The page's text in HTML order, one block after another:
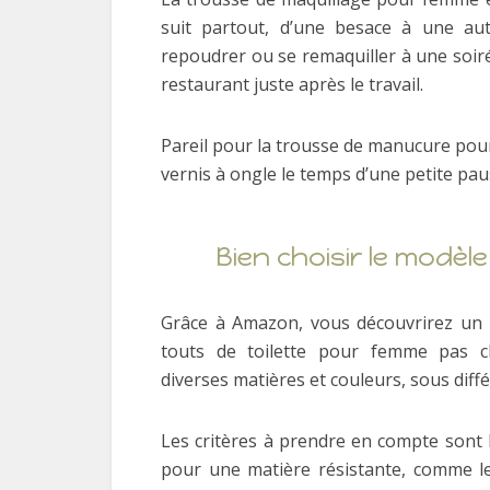
suit partout, d’une besace à une
repoudrer ou se remaquiller à une
restaurant juste après le travail.
Pareil pour la trousse de manucure
vernis à ongle le temps d’une petite
Bien choisir le
Grâce à Amazon, vous découvrirez
touts de toilette pour femme pas
diverses matières et couleurs, sous
Les critères à prendre en compte
pour une matière résistante, comme